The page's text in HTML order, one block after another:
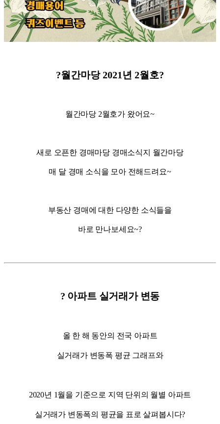
?월간마당 2021년 2월호?
월간마당 2월호가 왔어요~
새로 오픈한 경매마당 경매소식지 월간마당
매 달 경매 소식을 모아 전해드려요~
부동산 경매에 대한 다양한 소식들을
바로 만나보세요~?
? 아파트 실거래가 변동
올 한 해 동안의 전국 아파트
실거래가 변동폭 평균 그래프와
2020년 1월을 기준으로 지역 단위의 월별 아파트
실거래가 변동폭의 평균을 표로 살펴봅시다?